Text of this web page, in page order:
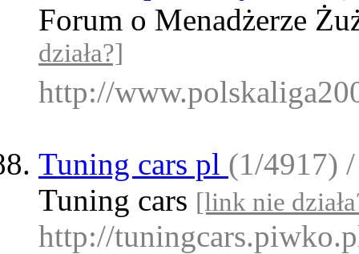
Forum o Menadżerze
działa?]
http://
Tuning cars pl (1/4917) /
Tuning cars [link nie
http://